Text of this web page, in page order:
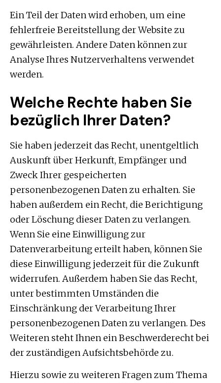
Ein Teil der Daten wird erhoben, um eine
fehlerfreie Bereitstellung der Website zu
gewährleisten. Andere Daten können zur
Analyse Ihres Nutzerverhaltens verwendet
werden.
Welche Rechte haben Sie
bezüglich Ihrer Daten?
Sie haben jederzeit das Recht, unentgeltlich
Auskunft über Herkunft, Empfänger und
Zweck Ihrer gespeicherten
personenbezogenen Daten zu erhalten. Sie
haben außerdem ein Recht, die Berichtigung
oder Löschung dieser Daten zu verlangen.
Wenn Sie eine Einwilligung zur
Datenverarbeitung erteilt haben, können Sie
diese Einwilligung jederzeit für die Zukunft
widerrufen. Außerdem haben Sie das Recht,
unter bestimmten Umständen die
Einschränkung der Verarbeitung Ihrer
personenbezogenen Daten zu verlangen. Des
Weiteren steht Ihnen ein Beschwerderecht bei
der zuständigen Aufsichtsbehörde zu.
Hierzu sowie zu weiteren Fragen zum Thema